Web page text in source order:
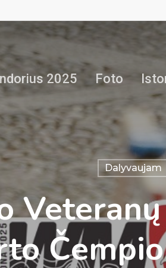
2025 Foto
Dalyvaujam